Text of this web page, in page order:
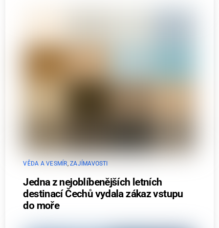
VĚDA A VESMÍR,ZAJÍMAVOSTI
Jedna z nejoblíbenějších letních
destinací Čechů vydala zákaz vstupu
do moře